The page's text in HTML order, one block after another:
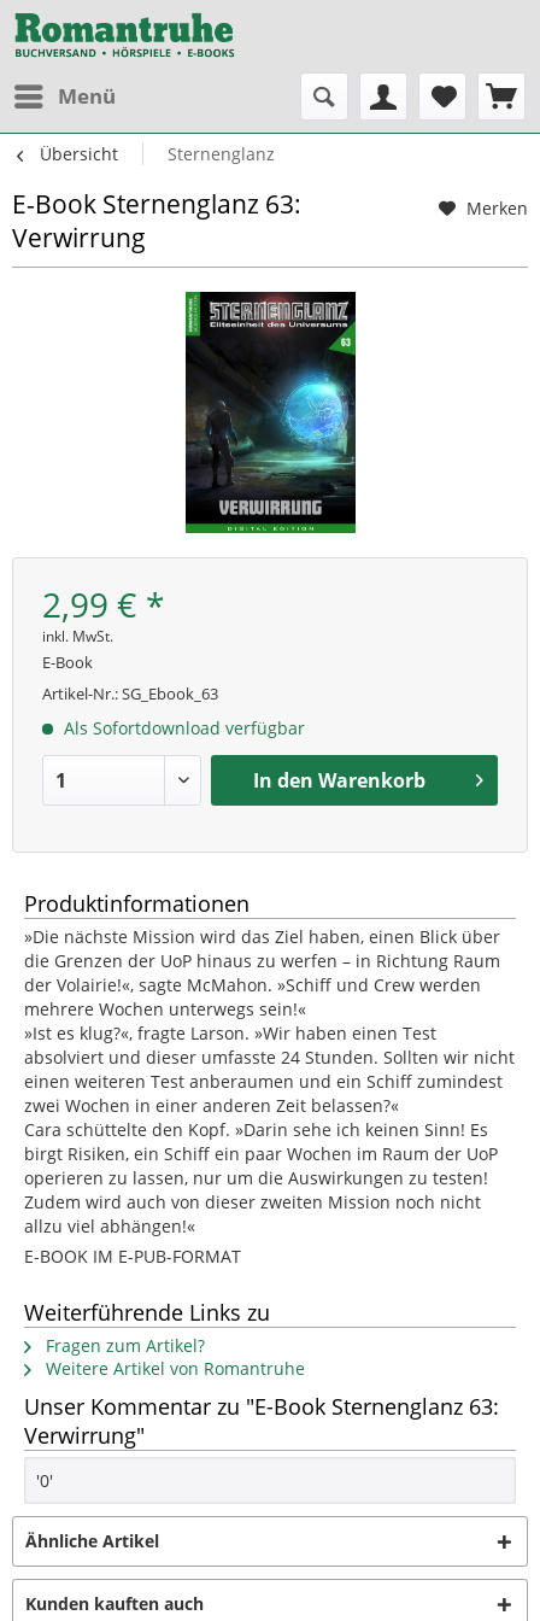
Menü
Übersicht Sternenglanz
Merken
E-Book Sternenglanz 63:
Verwirrung
2,99 € *
inkl. MwSt.
E-Book
Artikel-Nr.:SG_Ebook_63
Als Sofortdownload verfügbar
In den Warenkorb
Produktinformationen
»Die nächste Mission wird das Ziel haben, einen Blick über
die Grenzen der UoP hinaus zu werfen – in Richtung Raum
der Volairie!«, sagte McMahon. »Schiff und Crew werden
mehrere Wochen unterwegs sein!«
»Ist es klug?«, fragte Larson. »Wir haben einen Test
absolviert und dieser umfasste 24 Stunden. Sollten wir nicht
einen weiteren Test anberaumen und ein Schiff zumindest
zwei Wochen in einer anderen Zeit belassen?«
Cara schüttelte den Kopf. »Darin sehe ich keinen Sinn! Es
birgt Risiken, ein Schiff ein paar Wochen im Raum der UoP
operieren zu lassen, nur um die Auswirkungen zu testen!
Zudem wird auch von dieser zweiten Mission noch nicht
allzu viel abhängen!«
E-BOOK IM E-PUB-FORMAT
Weiterführende Links zu
Fragen zum Artikel?
Weitere Artikel von Romantruhe
Unser Kommentar zu "E-Book Sternenglanz 63:
Verwirrung"
'0'
Ähnliche Artikel
Kunden kauften auch